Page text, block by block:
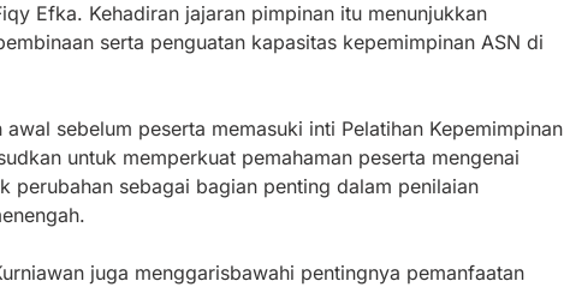
Efka. Kehadiran jajaran pimpinan itu menunjukkan
serta penguatan kapasitas kepemimpinan ASN di
sebelum peserta memasuki inti Pelatihan Kepemimpinan
untuk memperkuat pemahaman peserta mengenai
perubahan sebagai bagian penting dalam penilaian
juga menggarisbawahi pentingnya pemanfaatan